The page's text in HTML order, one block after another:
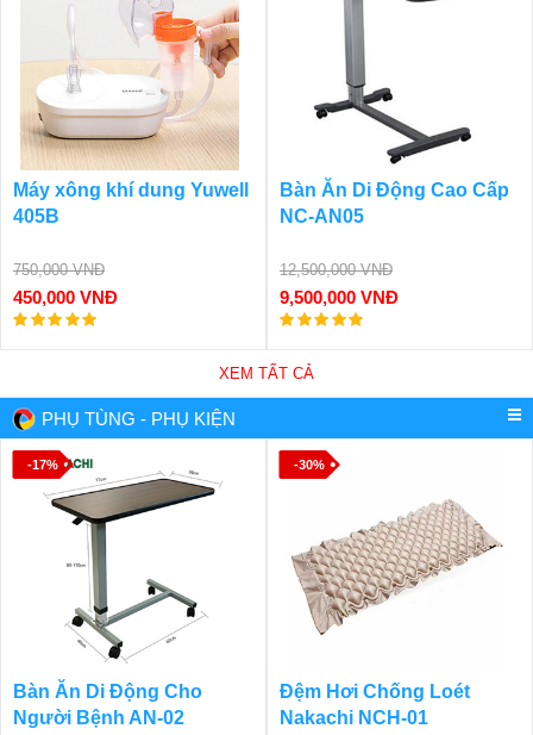
Máy xông khí dung Yuwell
405B
750,000 VNĐ
450,000 VNĐ
Bàn Ăn Di Động Cao Cấp
NC-AN05
12,500,000 VNĐ
9,500,000 VNĐ
XEM TẤT CẢ
PHỤ TÙNG - PHỤ KIỆN
-17%
Bàn Ăn Di Động Cho
Người Bệnh AN-02
-30%
Đệm Hơi Chống Loét
Nakachi NCH-01